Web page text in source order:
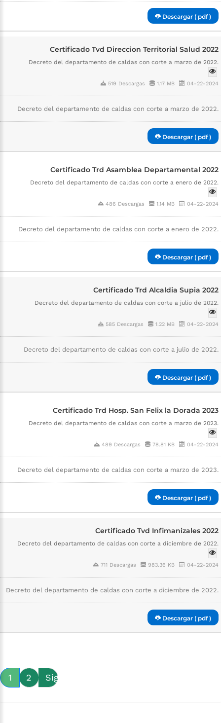
Descargar ( pdf )
Certificado Tvd Direccion Territorial Salud 2022
Decreto del departamento de caldas con corte a marzo de 2022.
519 Descargas 1.17 MB 04-22-2024
Decreto del departamento de caldas con corte a marzo de 2022.
Descargar ( pdf )
Certificado Trd Asamblea Departamental 2022
Decreto del departamento de caldas con corte a enero de 2022.
486 Descargas 1.14 MB 04-22-2024
Decreto del departamento de caldas con corte a enero de 2022.
Descargar ( pdf )
Certificado Trd Alcaldia Supia 2022
Decreto del departamento de caldas con corte a julio de 2022.
585 Descargas 1.22 MB 04-22-2024
Decreto del departamento de caldas con corte a julio de 2022.
Descargar ( pdf )
Certificado Trd Hosp. San Felix la Dorada 2023
Decreto del departamento de caldas con corte a marzo de 2023.
489 Descargas 78.81 KB 04-22-2024
Decreto del departamento de caldas con corte a marzo de 2023.
Descargar ( pdf )
Certificado Tvd Infimanizales 2022
Decreto del departamento de caldas con corte a diciembre de 2022.
711 Descargas 983.36 KB 04-22-2024
Decreto del departamento de caldas con corte a diciembre de 2022.
Descargar ( pdf )
1 2 Siguiente